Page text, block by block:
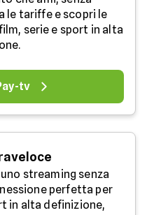
le tariffe e scopri le
serie e sport in alta
tv
streaming senza
perfetta per
in alta definizione,